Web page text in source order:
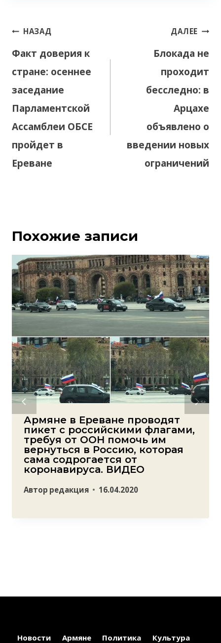
Навигация
записям
НАЗАД
Факт доверия к
стране: осеннее
заседание
Парламентской
Ассамблеи ОБСЕ
пройдет в
Ереване
ДАЛЕЕ
Блокада не
проходит
бесследно: в
Арцахе
объявлено о
введении новых
ограничений
Похожие записи
Армяне в Ереване проводят
пикет с российскими флагами,
требуя от ООН помочь им
вернуться в Россию, которая
сама содрогается от
коронавируса. ВИДЕО
Автор редакция 16.04.2020
Новости Армяне Политика Культура